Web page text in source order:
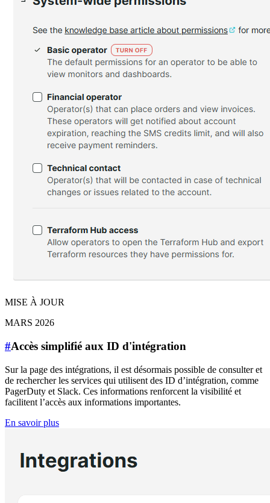
MISE À JOUR
MARS 2026
#Accès simplifié aux ID d'intégration
Sur la page des intégrations, il est désormais possible de consulter et
de rechercher les services qui utilisent des ID d’intégration, comme
PagerDuty et Slack. Ces informations renforcent la visibilité et
facilitent l’accès aux informations importantes.
En savoir plus